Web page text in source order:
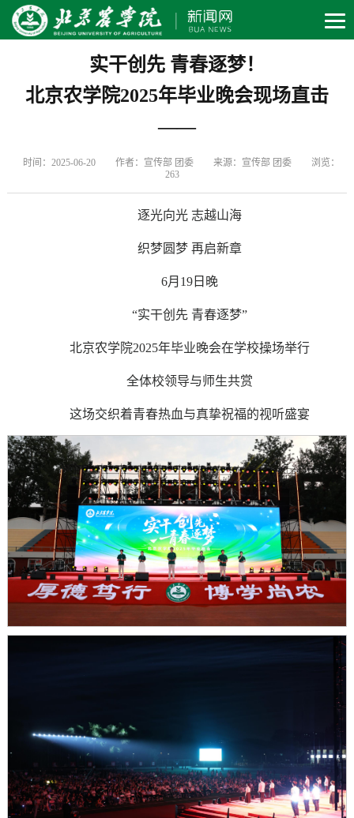
实干创先 青春逐梦！
北京农学院2025年毕业晚会现场直击
——
时间：2025-06-20 作者：宣传部 团委 来源：宣传部 团委
浏览：
263
逐光向光 志越山海
织梦圆梦 再启新章
6月19日晚
“实干创先 青春逐梦”
北京农学院2025年毕业晚会在学校操场举行
全体校领导与师生共赏
这场交织着青春热血与真挚祝福的视听盛宴